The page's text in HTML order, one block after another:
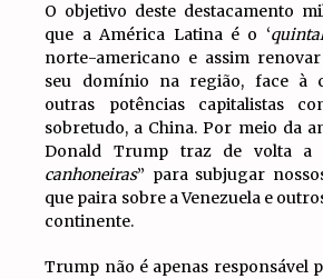
O objetivo deste destacamento
que a América Latina é o ‘quintal
norte-americano e assim
seu domínio na região, face à
outras potências capitalistas
sobretudo, a China. Por meio da
Donald Trump traz de volta a
canhoneiras” para subjugar
que paira sobre a Venezuela e
continente.
Trump não é apenas responsável